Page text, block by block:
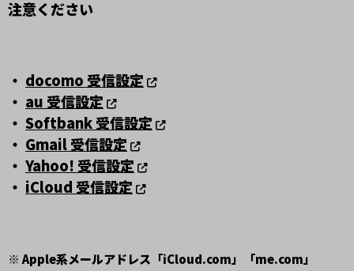
注意ください
・ docomo 受信設定
・ au 受信設定
・ Softbank 受信設定
・ Gmail 受信設定
・ Yahoo! 受信設定
・ iCloud 受信設定
※ Apple系メールアドレス「iCloud.com」「me.com」